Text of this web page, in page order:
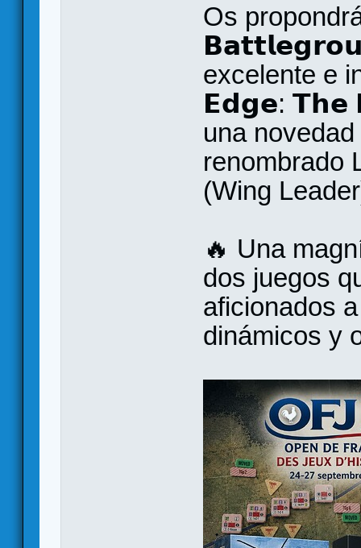
Os
excelente e
𝗘𝗱𝗴𝗲: 𝗧𝗵𝗲
una
renombrado
(Wing
🔥 Una
dos juegos
aficionados
dinámicos y